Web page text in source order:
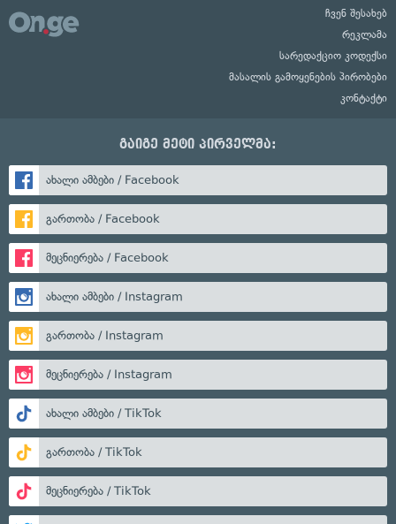
ჩვენ შესახებ
რეკლამა
სარედაქციო კოდექსი
მასალის გამოყენების პირობები
კონტაქტი
გაიგე მეტი პირველმა:
ახალი ამბები / Facebook
გართობა / Facebook
მეცნიერება / Facebook
ახალი ამბები / Instagram
გართობა / Instagram
მეცნიერება / Instagram
ახალი ამბები / TikTok
გართობა / TikTok
მეცნიერება / TikTok